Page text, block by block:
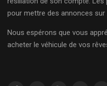
pour mettre des annonces sur
Nous espérons que vous
acheter le véhicule de vos